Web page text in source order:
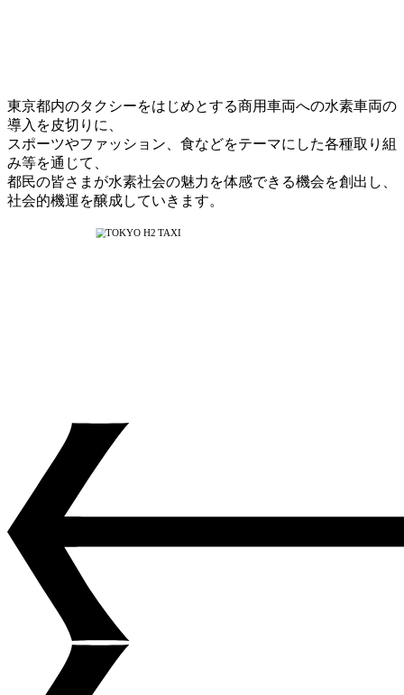
東京都内のタクシーをはじめとする商用車両への水素車両の
導入を皮切りに、
スポーツやファッション、食などをテーマにした各種取り組
み等を通じて、
都民の皆さまが水素社会の魅力を体感できる機会を創出し、
社会的機運を醸成していきます。